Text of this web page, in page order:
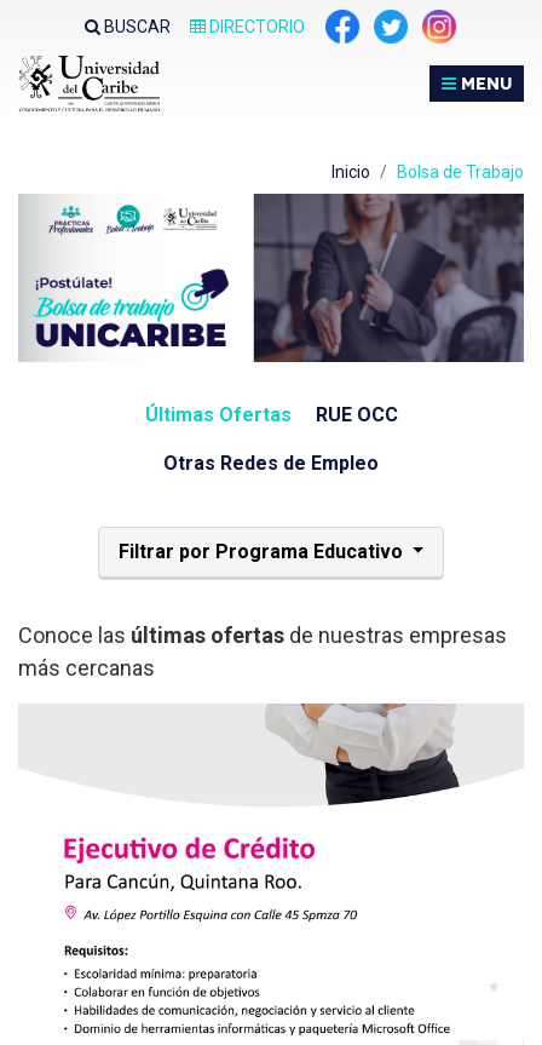
sitio
web
sistema
BUSCAR DIRECTORIO
MENU
Inicio Bolsa de Trabajo
Últimas Ofertas RUE OCC
Otras Redes de Empleo
Filtrar por Programa Educativo
Conoce las últimas ofertas de nuestras empresas
más cercanas